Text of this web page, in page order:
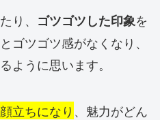
り、 ゴツゴツした印象を
ゴツゴツ感がなくなり、
ように思います。
立ちになり 、魅力がどん